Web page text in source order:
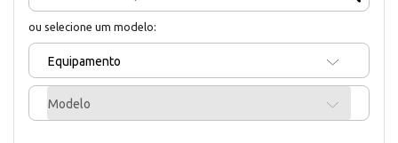
ou selecione um modelo:
Equipamento
Modelo